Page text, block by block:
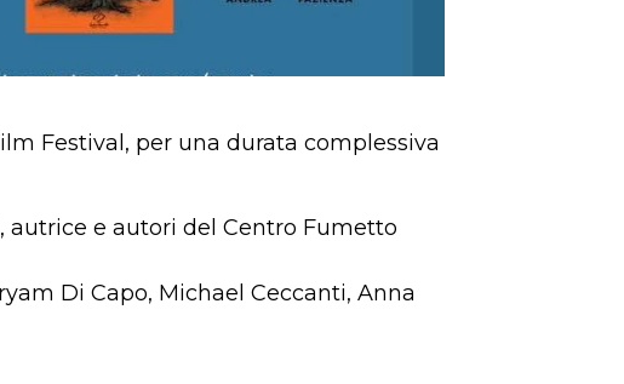
Festival, per una durata complessiva
autrice e autori del Centro Fumetto
Di Capo, Michael Ceccanti, Anna